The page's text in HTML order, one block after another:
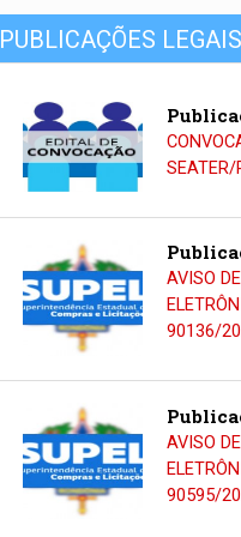
PUBLICAÇÕES LEGAIS
SEATER/
AVISO
90136/
AVISO
90595/